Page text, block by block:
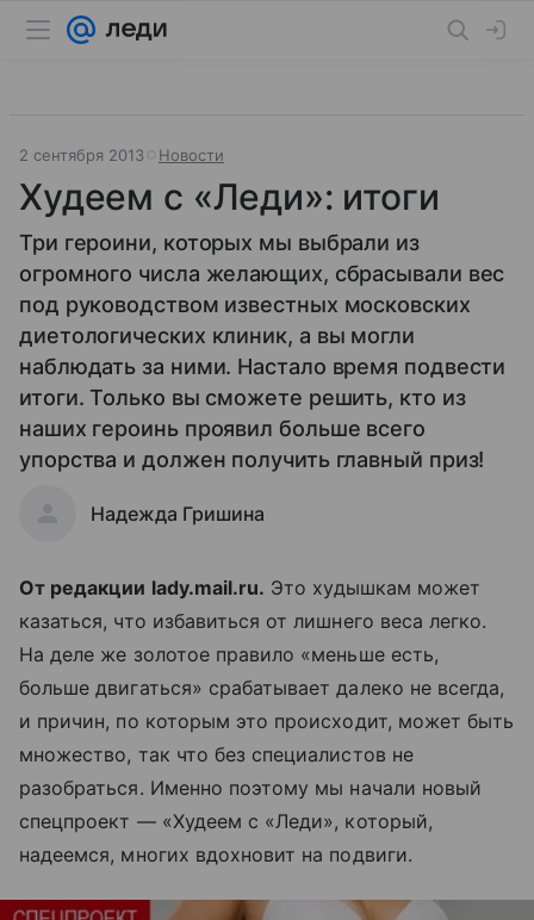
2 сентября 2013 Новости
Худеем с «Леди»: итоги
Три героини, которых мы выбрали из
огромного числа желающих, сбрасывали вес
под руководством известных московских
диетологических клиник, а вы могли
наблюдать за ними. Настало время подвести
итоги. Только вы сможете решить, кто из
наших героинь проявил больше всего
упорства и должен получить главный приз!
Надежда Гришина
От редакции lady.mail.ru. Это худышкам может
казаться, что избавиться от лишнего веса легко.
На деле же золотое правило «меньше есть,
больше двигаться» срабатывает далеко не всегда,
и причин, по которым это происходит, может быть
множество, так что без специалистов не
разобраться. Именно поэтому мы начали новый
спецпроект — «Худеем с «Леди», который,
надеемся, многих вдохновит на подвиги.